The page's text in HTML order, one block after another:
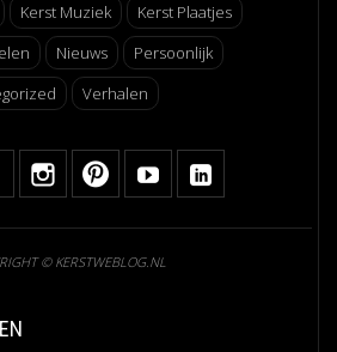
Kerst Muziek
Kerst Plaatjes
Nieuws
Persoonlijk
Verhalen
© KERSTWEBLOG.NL